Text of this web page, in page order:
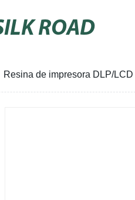
ROAD
Resina de impresora DLP/